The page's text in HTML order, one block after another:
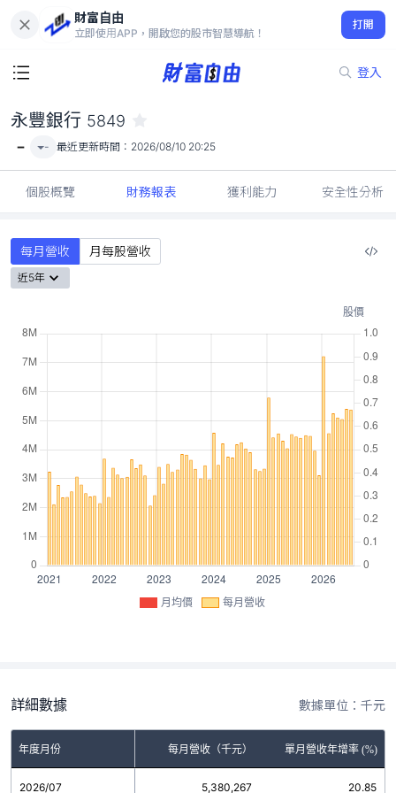
財富自由
立即使用APP，開啟您的股市智慧導航！
打開
登入
-
永豐銀行 5849
- - 最近更新時間： 2026/08/10 20:25
個股概覽 財務報表 獲利能力 安全性分析
每月營收 月每股營收
近5年
月均價 每月營收
詳細數據 數據單位：千元
年度月份 每月營收（千元） 單月營收年增率 (%)
2026/07 5,380,267 20.85